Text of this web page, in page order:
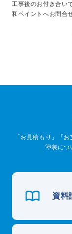
工事後のお付き合い
和ペイントへお問合
「お見積もり」「
塗装につ
資料